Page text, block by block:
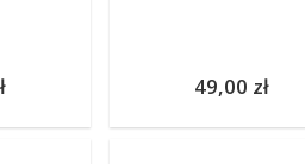
49,00 zł